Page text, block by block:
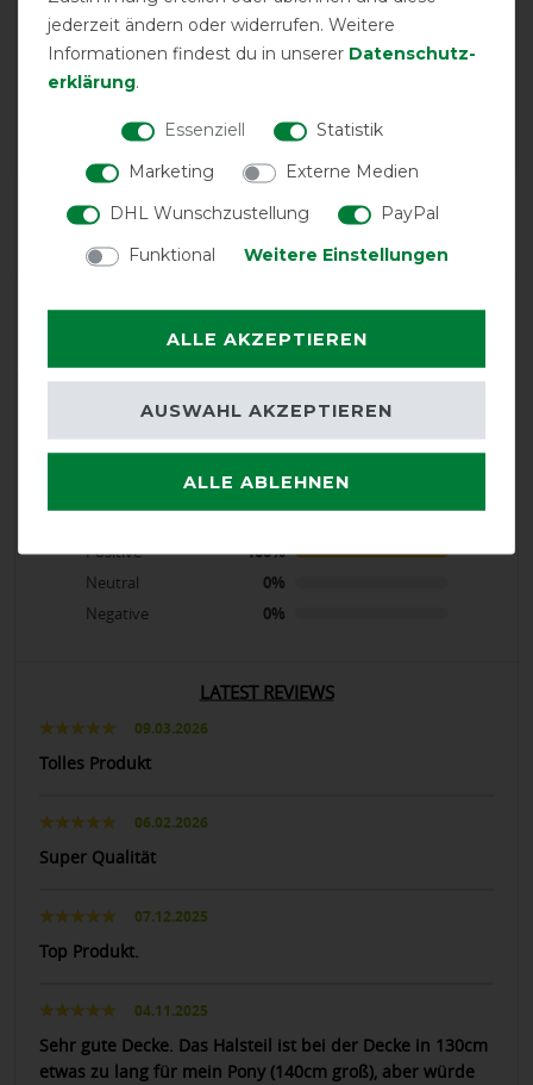
EXCELLENT
14
5/5
product experience
Positive
100%
Neutral
0%
Negative
0%
LATEST REVIEWS
09.03.2026
Tolles Produkt
06.02.2026
Super Qualität
07.12.2025
Top Produkt.
04.11.2025
Sehr gute Decke. Das Halsteil ist bei der Decke in 130cm
etwas zu lang für mein Pony (140cm groß), aber würde
jederzeit ändern oder widerrufen. Weitere
Informationen findest du in unserer Daten­schutz­
erklärung.
Essenziell
Statistik
Marketing
Externe Medien
DHL Wunschzustellung
PayPal
Funktional
Weitere Einstellungen
ALLE AKZEPTIEREN
ALLE ABLEHNEN
AUSWAHL AKZEPTIEREN